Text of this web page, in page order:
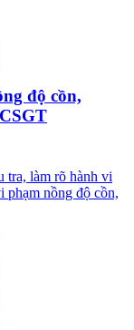
độ cồn,
tra, làm rõ hành vi
phạm nồng độ cồn,